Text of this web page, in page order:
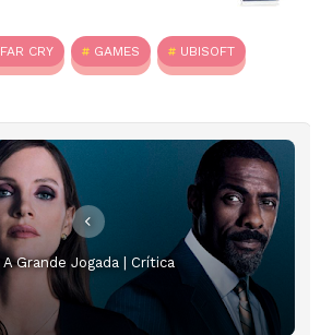
FAR CRY GAMES UBISOFT
A Grande Jogada | Crítica